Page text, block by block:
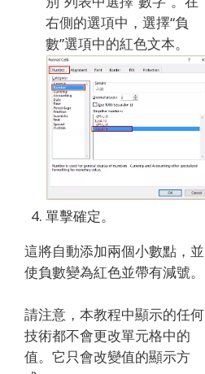
右側的選項中，選擇“負
數”選項中的紅色文本。
單擊確定。
這將自動添加兩個小數點，並
使負數變為紅色並帶有減號。
請注意，本教程中顯示的任何
技術都不會更改單元格中的
值。 它只會改變值的顯示方